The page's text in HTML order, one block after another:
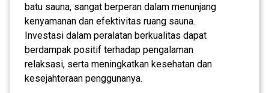
batu sauna, sangat berperan dalam menunjang
kenyamanan dan efektivitas ruang sauna.
Investasi dalam peralatan berkualitas dapat
berdampak positif terhadap pengalaman
relaksasi, serta meningkatkan kesehatan dan
kesejahteraan penggunanya.